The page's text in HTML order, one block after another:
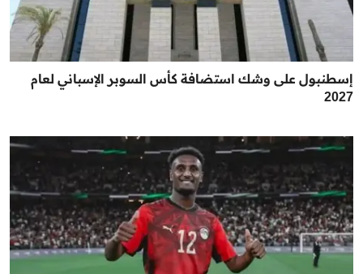
إسطنبول على وشك استضافة كأس السوبر الإسباني لعام
2027